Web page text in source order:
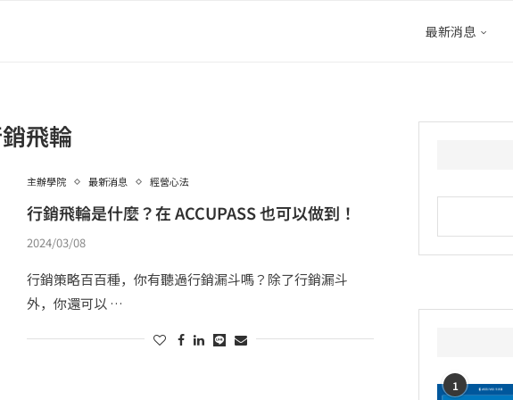
最新消息
飛輪
主辦學院 最新消息 經營心法
行銷飛輪是什麼？在 ACCUPASS 也可以做到！
2024/03/08
行銷策略百百種，你有聽過行銷漏斗嗎？除了行銷漏斗
外，你還可以 …
1